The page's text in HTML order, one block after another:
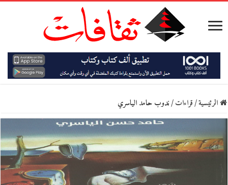
الرئيسية/قراءات/ندوب حامد الياسري